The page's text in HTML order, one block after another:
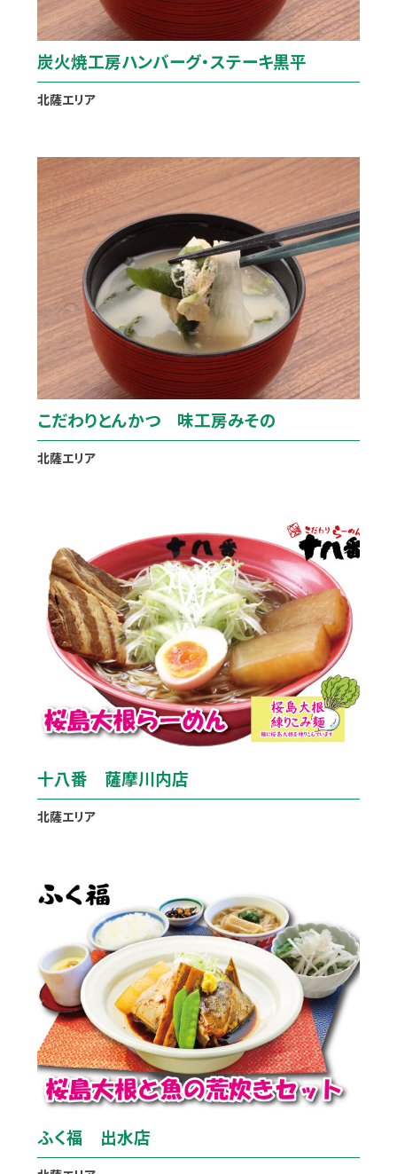
炭火焼工房ハンバーグ・ステーキ黒平
北薩エリア
こだわりとんかつ 味工房みその
北薩エリア
十八番 薩摩川内店
北薩エリア
ふく福 出水店